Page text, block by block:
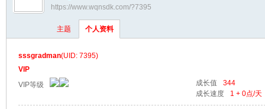
›
https://www.wqnsdk.com/?7395
主题 个人资料
sssgradman(UID: 7395)
VIP
VIP等级
成长值
344
成长速度
1 + 0点/天